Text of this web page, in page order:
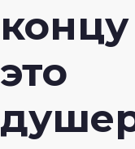
это